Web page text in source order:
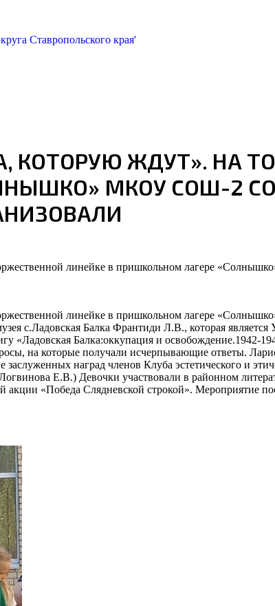
КОТОРУЮ ЖДУТ». НА
МКОУ СОШ-2
линейке в пришкольном лагере
линейке в пришкольном лагере
с.Ладовская Балка Франтиди Л.В., которая является
Балка:оккупация и освобождение.1942-
на которые получали исчерпывающие ответы.
наград членов Клуба эстетического и
Е.В.) Девочки участвовали в районном
акции «Победа Слядневской строкой». Мероприятие